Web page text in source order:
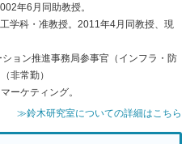
年6月同助教授。
学科・准教授。2011年4月同教授、現
ョン推進事務局参事官（インフラ・防
非常勤）
ーケティング。
≫鈴木研究室についての詳細はこちら